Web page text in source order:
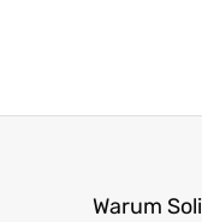
Warum